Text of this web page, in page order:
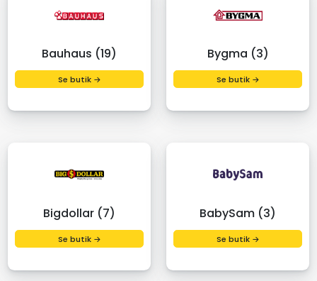
Bauhaus (19)
Se butik →
Bygma (3)
Se butik →
Bigdollar (7)
Se butik →
BabySam (3)
Se butik →